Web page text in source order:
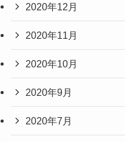
2020年12月
2020年11月
2020年10月
2020年9月
2020年7月